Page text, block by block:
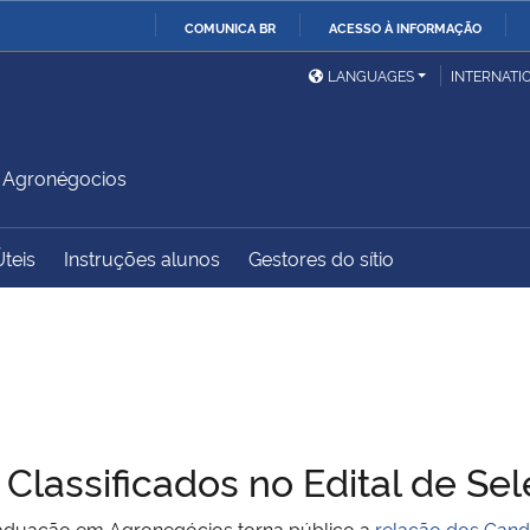
COMUNICA BR ACESSO À INFORMAÇÃO
Ministério da Defesa
Ministério das Relações
Exteriores
Ministério do
Controladoria-Geral da
LANGUAGES
Instruções alunos Gestores do sítio
no Edital de